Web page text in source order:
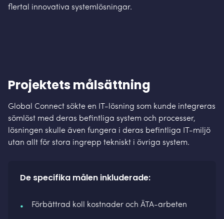
flertal innovativa systemlösningar.
Projektets målsättning
Global Connect sökte en IT-lösning som kunde integreras
sömlöst med deras befintliga system och processer,
lösningen skulle även fungera i deras befintliga IT-miljö
utan allt för stora ingrepp tekniskt i övriga system.
De specifika målen inkluderade:
Förbättrad koll kostnader och ÄTA-arbeten